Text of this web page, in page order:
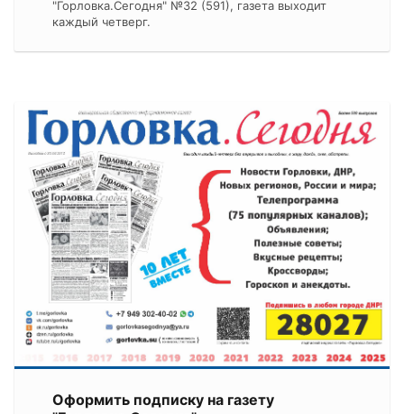
"Горловка.Сегодня" №32 (591), газета выходит
каждый четверг.
Оформить подписку на газету